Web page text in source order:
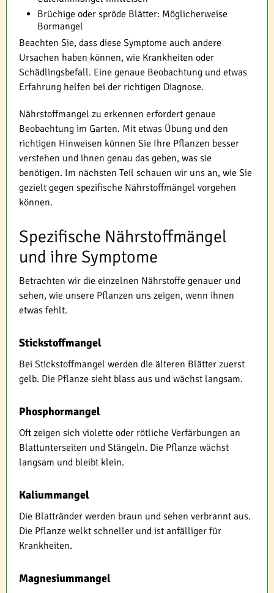
Brüchige oder spröde Blätter: Möglicherweise
Bormangel
Beachten Sie, dass diese Symptome auch andere
Ursachen haben können, wie Krankheiten oder
Schädlingsbefall. Eine genaue Beobachtung und etwas
Erfahrung helfen bei der richtigen Diagnose.
Nährstoffmangel zu erkennen erfordert genaue
Beobachtung im Garten. Mit etwas Übung und den
richtigen Hinweisen können Sie Ihre Pflanzen besser
verstehen und ihnen genau das geben, was sie
benötigen. Im nächsten Teil schauen wir uns an, wie Sie
gezielt gegen spezifische Nährstoffmängel vorgehen
können.
Spezifische Nährstoffmängel
und ihre Symptome
Betrachten wir die einzelnen Nährstoffe genauer und
sehen, wie unsere Pflanzen uns zeigen, wenn ihnen
etwas fehlt.
Stickstoffmangel
Bei Stickstoffmangel werden die älteren Blätter zuerst
gelb. Die Pflanze sieht blass aus und wächst langsam.
Phosphormangel
Oft zeigen sich violette oder rötliche Verfärbungen an
Blattunterseiten und Stängeln. Die Pflanze wächst
langsam und bleibt klein.
Kaliummangel
Die Blattränder werden braun und sehen verbrannt aus.
Die Pflanze welkt schneller und ist anfälliger für
Krankheiten.
Magnesiummangel